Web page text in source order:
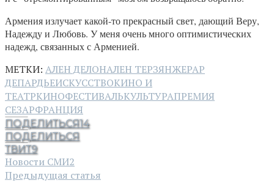
Армения излучает какой-то прекрасный свет, дающий Веру,
Надежду и Любовь. У меня очень много оптимистических
надежд, связанных с Арменией.
МЕТКИ: АЛЕН ДЕЛОНАЛЕН ТЕРЗЯНЖЕРАР
ДЕПАРДЬЕИСКУССТВОКИНО И
ТЕАТРКИНОФЕСТИВАЛЬКУЛЬТУРАПРЕМИЯ
СЕЗАРФРАНЦИЯ
ПОДЕЛИТЬСЯ14
ПОДЕЛИТЬСЯ
ТВИТ9
Новости СМИ2
Предыдущая статья